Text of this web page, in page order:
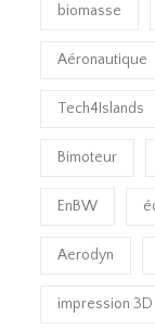
biomasse
Aéronautique
Tech4Islands
Bimoteur
EnBW
Aerodyn
impression 3D